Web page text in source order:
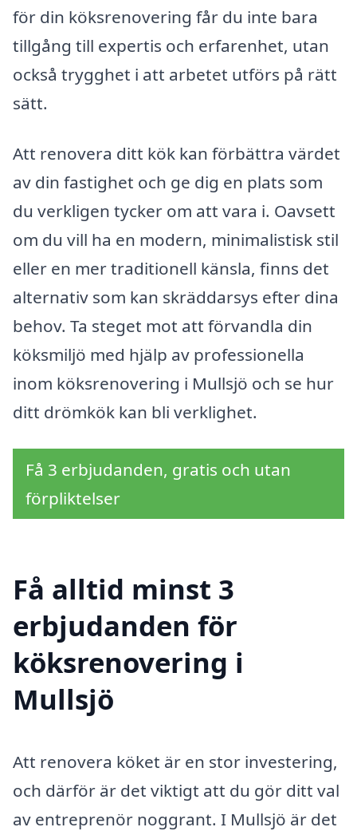
för din köksrenovering får du inte bara
tillgång till expertis och erfarenhet, utan
också trygghet i att arbetet utförs på rätt
sätt.
Att renovera ditt kök kan förbättra värdet
av din fastighet och ge dig en plats som
du verkligen tycker om att vara i. Oavsett
om du vill ha en modern, minimalistisk stil
eller en mer traditionell känsla, finns det
alternativ som kan skräddarsys efter dina
behov. Ta steget mot att förvandla din
köksmiljö med hjälp av professionella
inom köksrenovering i Mullsjö och se hur
ditt drömkök kan bli verklighet.
Få 3 erbjudanden, gratis och utan
förpliktelser
Få alltid minst 3
erbjudanden för
köksrenovering i
Mullsjö
Att renovera köket är en stor investering,
och därför är det viktigt att du gör ditt val
av entreprenör noggrant. I Mullsjö är det